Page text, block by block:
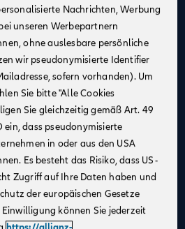
Allianz
undstarke Marke
Erfolgsgarantie
Unternehmensgründung
Nachrichten, Werbung
unseren Werbepartnern
ohne auslesbare persönliche
wir pseudonymisierte Identifier
sofern vorhanden). Um
Sie bitte "Alle Cookies
Sie gleichzeitig gemäß Art. 49
ein, dass pseudonymisierte
in oder aus den USA
Es besteht das Risiko, dass US-
Zugriff auf Ihre Daten haben und
der europäischen Gesetze
können Sie jederzeit